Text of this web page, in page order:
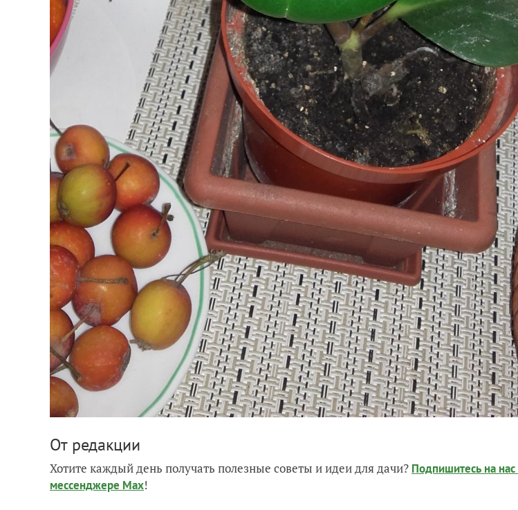
От редакции
Хотите каждый день получать полезные советы и идеи для дачи? Подпишитесь на нас
мессенджере Max!